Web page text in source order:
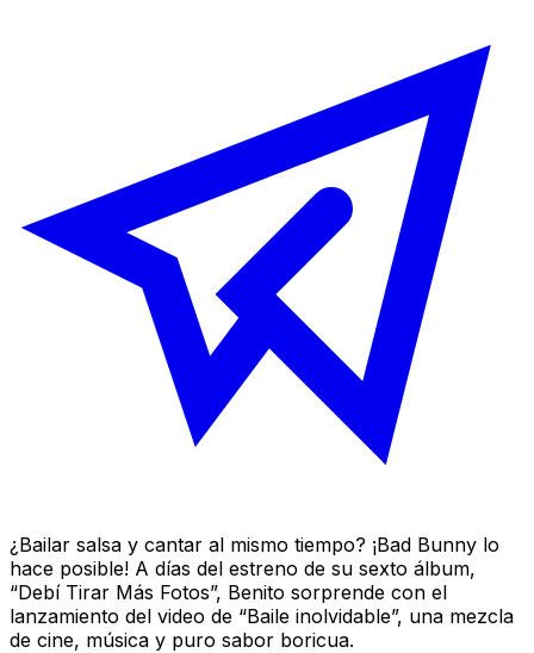
¿Bailar salsa y cantar al mismo tiempo? ¡Bad Bunny lo
hace posible! A días del estreno de su sexto álbum,
“Debí Tirar Más Fotos”, Benito sorprende con el
lanzamiento del video de “Baile inolvidable”, una mezcla
de cine, música y puro sabor boricua.